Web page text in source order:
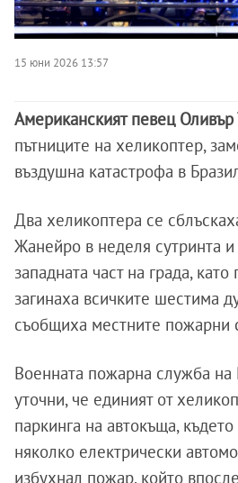
15 юни 2026 13:57
Американският певец Оливър
пътниците на хеликоптер,
въздушна катастрофа в
Два хеликоптера се
Жанейро в неделя сутринта
западната част на града,
загинаха всичките шестима
съобщиха местните пожарни
Военната пожарна служба
уточни, че единият от
паркинга на автокъща,
няколко електрически
избухнал пожар, който